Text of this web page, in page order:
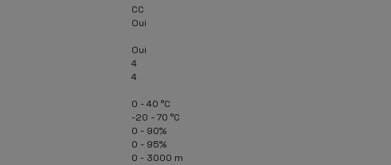
CC
Oui
Oui
4
4
0 - 40 °C
-20 - 70 °C
0 - 90%
0 - 95%
0 - 3000 m